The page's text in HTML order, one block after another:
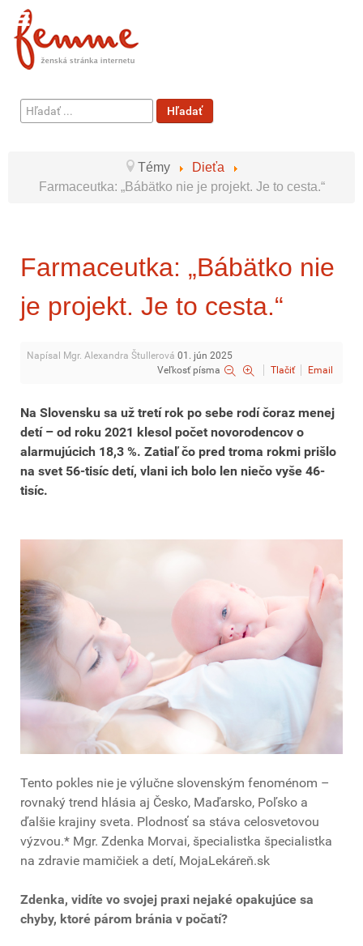
Hľadať
...
Hľadať
Témy
Dieťa
Farmaceutka: „Bábätko nie je projekt. Je to cesta.“
Farmaceutka: „Bábätko nie
je projekt. Je to cesta.“
Napísal Mgr. Alexandra Štullerová 01. jún 2025
Veľkosť písma
Tlačiť Email
Na Slovensku sa už tretí rok po sebe rodí čoraz menej
detí – od roku 2021 klesol počet novorodencov o
alarmujúcich 18,3 %. Zatiaľ čo pred troma rokmi prišlo
na svet 56-tisíc detí, vlani ich bolo len niečo vyše 46-
tisíc.
Tento pokles nie je výlučne slovenským fenoménom –
rovnaký trend hlásia aj Česko, Maďarsko, Poľsko a
ďalšie krajiny sveta. Plodnosť sa stáva celosvetovou
výzvou.* Mgr. Zdenka Morvai, špecialistka špecialistka
na zdravie mamičiek a detí, MojaLekáreň.sk
Zdenka, vidíte vo svojej praxi nejaké opakujúce sa
chyby, ktoré párom bránia v počatí?